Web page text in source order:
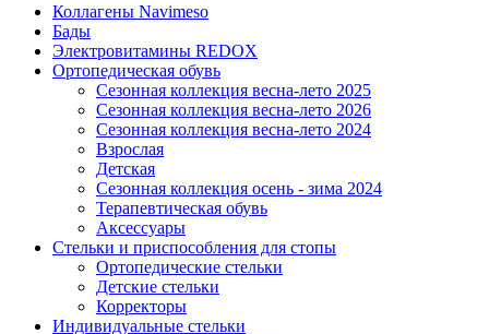
Коллагены Navimeso
Бады
Электровитамины REDOX
Ортопедическая обувь
Сезонная коллекция весна-лето 2025
Сезонная коллекция весна-лето 2026
Сезонная коллекция весна-лето 2024
Взрослая
Детская
Сезонная коллекция осень - зима 2024
Терапевтическая обувь
Аксессуары
Стельки и приспособления для стопы
Ортопедические стельки
Детские стельки
Корректоры
Индивидуальные стельки